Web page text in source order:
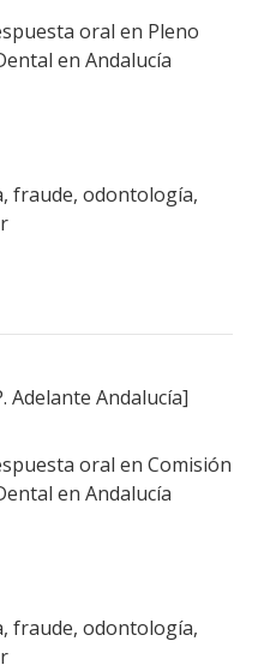
oral en Pleno
en Andalucía
fraude, odontología,
Adelante Andalucía]
oral en Comisión
en Andalucía
fraude, odontología,